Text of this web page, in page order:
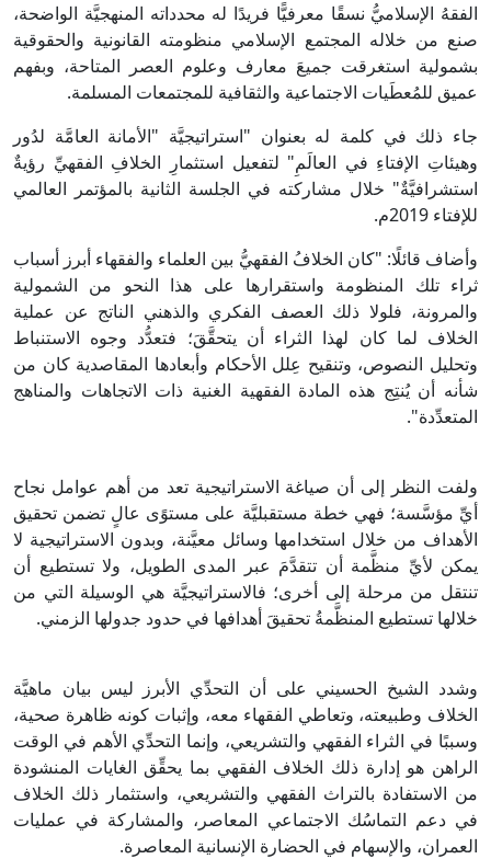
الفقهُ الإسلاميُّ نسقًا معرفيًّا فريدًا له محدداته المنهجيَّة الواضحة،
صنع من خلاله المجتمع الإسلامي منظومته القانونية والحقوقية
بشمولية استغرقت جميعَ معارف وعلوم العصر المتاحة، وبفهم
عميق للمُعطَيات الاجتماعية والثقافية للمجتمعات المسلمة.
جاء ذلك في كلمة له بعنوان "استراتيجيَّة "الأمانة العامَّة لدُور
وهيئاتِ الإفتاءِ في العالَمِ" لتفعيل استثمارِ الخلافِ الفقهيِّ رؤيةٌ
استشرافيَّةٌ" خلال مشاركته في الجلسة الثانية بالمؤتمر العالمي
للإفتاء 2019م.
وأضاف قائلًا: "كان الخلافُ الفقهيُّ بين العلماء والفقهاء أبرز أسباب
ثراء تلك المنظومة واستقرارها على هذا النحو من الشمولية
والمرونة، فلولا ذلك العصف الفكري والذهني الناتج عن عملية
الخلاف لما كان لهذا الثراء أن يتحقَّقَ؛ فتعدُّد وجوه الاستنباط
وتحليل النصوص، وتنقيح عِلل الأحكام وأبعادها المقاصدية كان من
شأنه أن يُنتِج هذه المادة الفقهية الغنية ذات الاتجاهات والمناهج
المتعدِّدة".
ولفت النظر إلى أن صياغة الاستراتيجية تعد من أهم عوامل نجاح
أيِّ مؤسَّسة؛ فهي خطة مستقبليَّة على مستوًى عالٍ تضمن تحقيق
الأهداف من خلال استخدامها وسائل معيَّنة، وبدون الاستراتيجية لا
يمكن لأيِّ منظَّمة أن تتقدَّمَ عبر المدى الطويل، ولا تستطيع أن
تنتقل من مرحلة إلى أخرى؛ فالاستراتيجيَّة هي الوسيلة التي من
خلالها تستطيع المنظَّمةُ تحقيقَ أهدافها في حدود جدولها الزمني.
وشدد الشيخ الحسيني على أن التحدِّي الأبرز ليس بيان ماهيَّة
الخلاف وطبيعته، وتعاطي الفقهاء معه، وإثبات كونه ظاهرة صحية،
وسببًا في الثراء الفقهي والتشريعي، وإنما التحدِّي الأهم في الوقت
الراهن هو إدارة ذلك الخلاف الفقهي بما يحقِّق الغايات المنشودة
من الاستفادة بالتراث الفقهي والتشريعي، واستثمار ذلك الخلاف
في دعم التماسُك الاجتماعي المعاصر، والمشاركة في عمليات
العمران، والإسهام في الحضارة الإنسانية المعاصرة.